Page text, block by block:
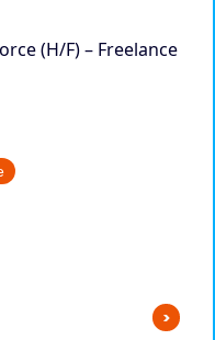
(H/F) – Freelance
>